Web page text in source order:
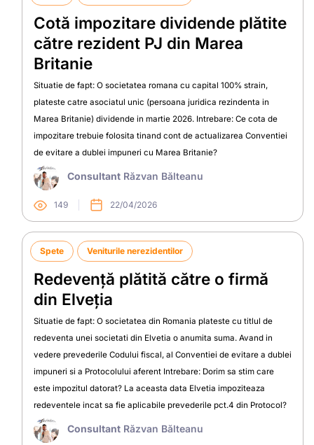
Cotă impozitare dividende plătite
către rezident PJ din Marea
Britanie
Situatie de fapt: O societatea romana cu capital 100% strain,
plateste catre asociatul unic (persoana juridica rezindenta in
Marea Britanie) dividende in martie 2026. Intrebare: Ce cota de
impozitare trebuie folosita tinand cont de actualizarea Conventiei
de evitare a dublei impuneri cu Marea Britanie?
Consultant Răzvan Bălteanu
149 22/04/2026
Spete Veniturile nerezidentilor
Redevență plătită către o firmă
din Elveția
Situatie de fapt: O societatea din Romania plateste cu titlul de
redeventa unei societati din Elvetia o anumita suma. Avand in
vedere prevederile Codului fiscal, al Conventiei de evitare a dublei
impuneri si a Protocolului aferent Intrebare: Dorim sa stim care
este impozitul datorat? La aceasta data Elvetia impoziteaza
redeventele incat sa fie aplicabile prevederile pct.4 din Protocol?
Consultant Răzvan Bălteanu